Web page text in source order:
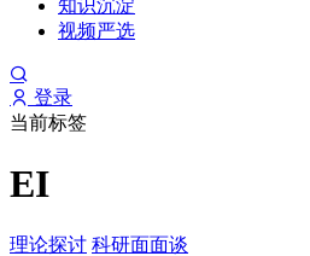
知识沉淀
视频严选
登录
当前标签
EI
理论探讨 科研面面谈